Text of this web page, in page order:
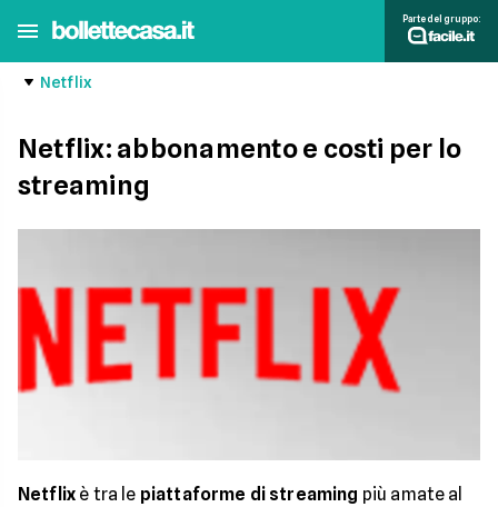
Parte del gruppo:
Netflix
Netflix: abbonamento e costi per lo
streaming
Netflix è tra le piattaforme di streaming più amate al